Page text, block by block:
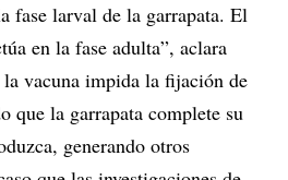
fase larval de la garrapata. El
en la fase adulta”, aclara
vacuna impida la fijación de
que la garrapata complete su
generando otros